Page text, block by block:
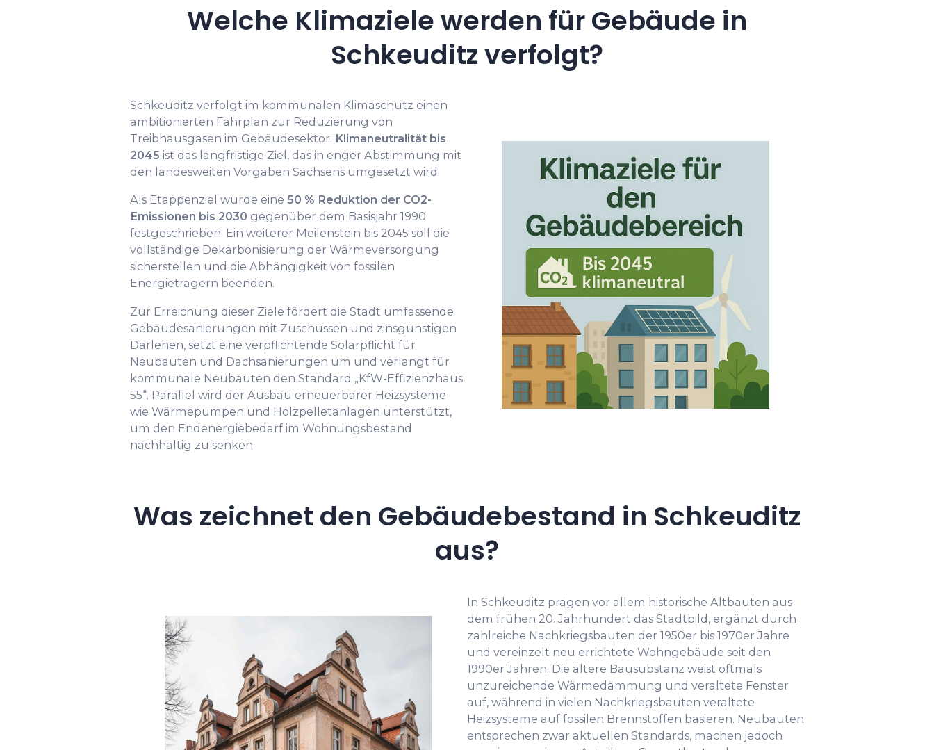
Welche Klimaziele werden für Gebäude in
Schkeuditz verfolgt?
Schkeuditz verfolgt im kommunalen Klimaschutz einen
ambitionierten Fahrplan zur Reduzierung von
Treibhausgasen im Gebäudesektor. Klimaneutralität bis
2045 ist das langfristige Ziel, das in enger Abstimmung mit
den landesweiten Vorgaben Sachsens umgesetzt wird.
Als Etappenziel wurde eine 50 % Reduktion der CO2-
Emissionen bis 2030 gegenüber dem Basisjahr 1990
festgeschrieben. Ein weiterer Meilenstein bis 2045 soll die
vollständige Dekarbonisierung der Wärmeversorgung
sicherstellen und die Abhängigkeit von fossilen
Energieträgern beenden.
Zur Erreichung dieser Ziele fördert die Stadt umfassende
Gebäudesanierungen mit Zuschüssen und zinsgünstigen
Darlehen, setzt eine verpflichtende Solarpflicht für
Neubauten und Dachsanierungen um und verlangt für
kommunale Neubauten den Standard „KfW-Effizienzhaus
55“. Parallel wird der Ausbau erneuerbarer Heizsysteme
wie Wärmepumpen und Holzpelletanlagen unterstützt,
um den Endenergiebedarf im Wohnungsbestand
nachhaltig zu senken.
Was zeichnet den Gebäudebestand in Schkeuditz
aus?
In Schkeuditz prägen vor allem historische Altbauten aus
dem frühen 20. Jahrhundert das Stadtbild, ergänzt durch
zahlreiche Nachkriegsbauten der 1950er bis 1970er Jahre
und vereinzelt neu errichtete Wohngebäude seit den
1990er Jahren. Die ältere Bausubstanz weist oftmals
unzureichende Wärmedämmung und veraltete Fenster
auf, während in vielen Nachkriegsbauten veraltete
Heizsysteme auf fossilen Brennstoffen basieren. Neubauten
entsprechen zwar aktuellen Standards, machen jedoch